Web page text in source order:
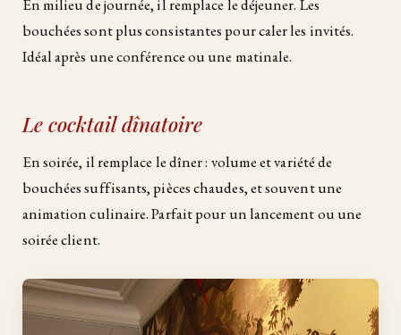
En milieu de journée, il remplace le déjeuner. Les
bouchées sont plus consistantes pour caler les invités.
Idéal après une conférence ou une matinale.
Le cocktail dînatoire
En soirée, il remplace le dîner : volume et variété de
bouchées suffisants, pièces chaudes, et souvent une
animation culinaire. Parfait pour un lancement ou une
soirée client.